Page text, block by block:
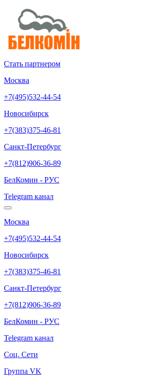
Стать партнером
Москва
+7(495)532-44-54
Новосибирск
+7(383)375-46-81
Санкт-Петербург
+7(812)906-36-89
БелКомин - РУС
Telegram канал
Москва
+7(495)532-44-54
Новосибирск
+7(383)375-46-81
Санкт-Петербург
+7(812)906-36-89
БелКомин - РУС
Telegram канал
Соц. Сети
Группа VK